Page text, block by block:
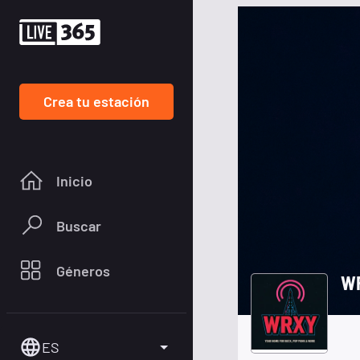
Crea tu estación
Inicio
Buscar
Géneros
ES